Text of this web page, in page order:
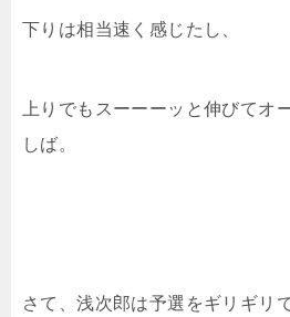
下りは相当速く感じたし、
上りでもスーーーッと伸びてオ
しば。
さて、浅次郎は予選をギリギリ